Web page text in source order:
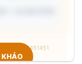
KHẢO
Zalo 0705451451